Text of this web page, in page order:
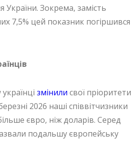
України. Зокрема, замість
7,5% цей показник погіршився
змінили свої пріоритети
2026 наші співвітчизники
євро, ніж доларів. Серед
подальшу європейську